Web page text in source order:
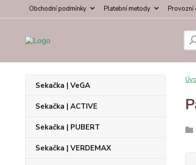
Obchodní podmínky Platební metody Provozní
Sekačka | VeGA
Sekačka | ACTIVE
Sekačka | PUBERT
Sekačka | VERDEMAX